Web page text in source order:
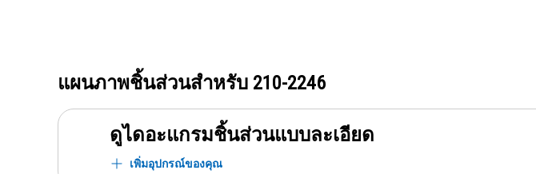
แผนภาพชิ้นส่วนสำหรับ 210-2246
ดูไดอะแกรมชิ้นส่วนแบบละเอียด
เพิ่มอุปกรณ์ของคุณ